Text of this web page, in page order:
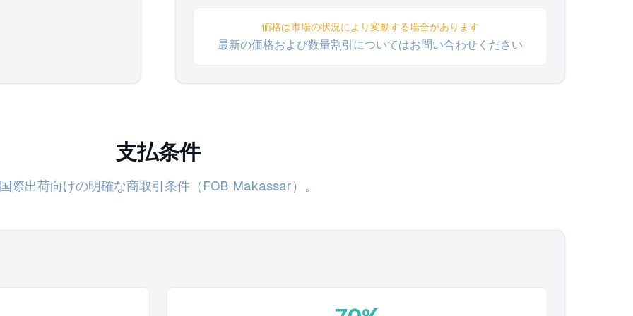
価格は市場の状況により変動する場合があります
最新の価格および数量割引についてはお問い合わせください
支払条件
国際出荷向けの明確な商取引条件（FOB Makassar）。